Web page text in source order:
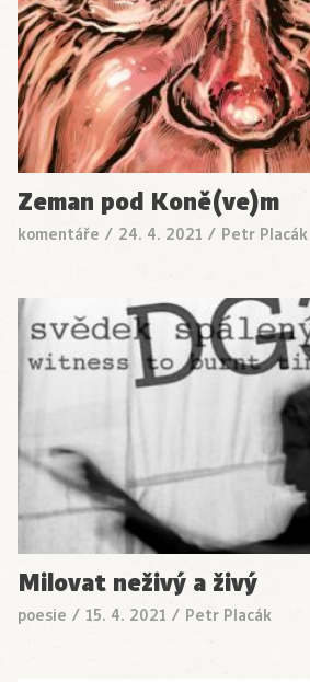
Zeman pod Koně(ve)m
komentáře / 24. 4. 2021 / Petr Placák
Milovat neživý a živý
poesie / 15. 4. 2021 / Petr Placák